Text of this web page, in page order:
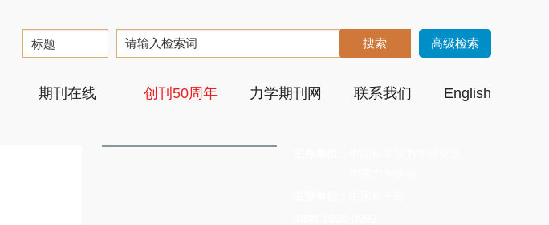
高级检索
期刊在线 创刊50周年 力学期刊网 联系我们 English